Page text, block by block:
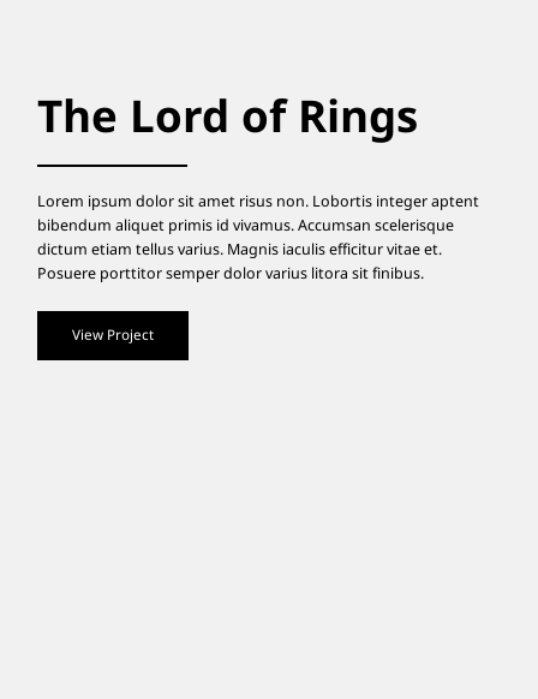
The Lord of Rings
Lorem ipsum dolor sit amet risus non. Lobortis integer aptent
bibendum aliquet primis id vivamus. Accumsan scelerisque
dictum etiam tellus varius. Magnis iaculis efficitur vitae et.
Posuere porttitor semper dolor varius litora sit finibus.
View Project